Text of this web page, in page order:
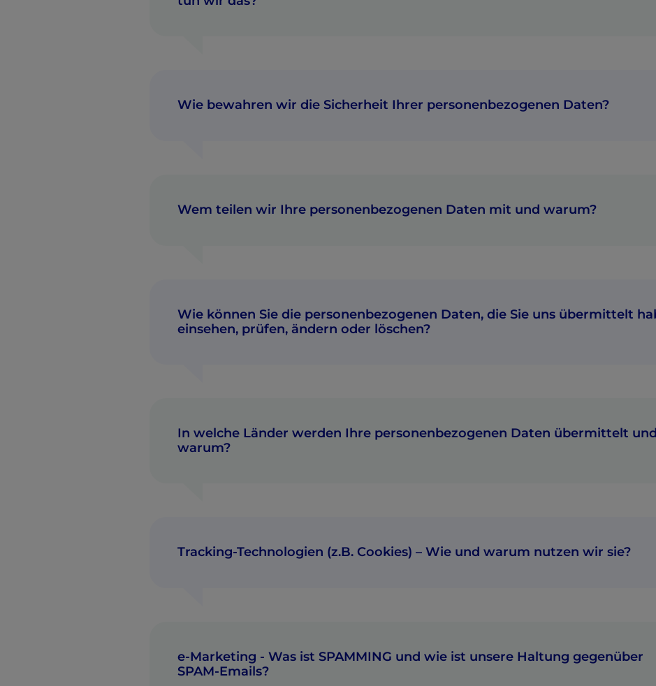
Wie bewahren wir die Sicherheit Ihrer personenbezogenen Daten?
Wem teilen wir Ihre personenbezogenen Daten mit und warum?
Wie können Sie die personenbezogenen Daten, die Sie uns übermittelt
einsehen, prüfen, ändern oder löschen?
In welche Länder werden Ihre personenbezogenen Daten übermittelt und
warum?
Tracking-Technologien (z.B. Cookies) – Wie und warum nutzen wir sie?
e-Marketing - Was ist SPAMMING und wie ist unsere Haltung gegenüber
SPAM-Emails?